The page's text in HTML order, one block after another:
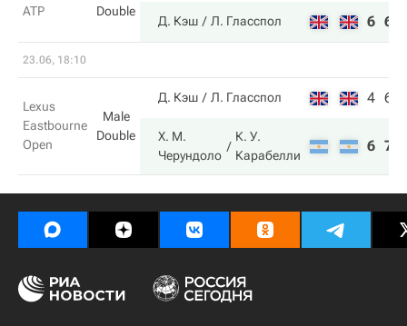
ATP
Double
Д. Кэш Л. Гласспол 6 6
23.06, 18:10
Lexus
Eastbourne
Open
Male
Double
Д. Кэш Л. Гласспол 4 6
Х. М.
Черундоло
К. У.
Карабелли
6 7